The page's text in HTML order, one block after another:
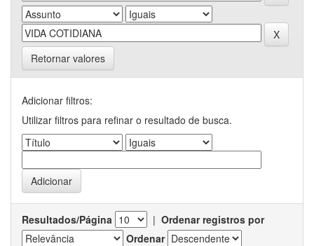
Retornar valores
Adicionar filtros:
Utilizar filtros para refinar o resultado de busca.
Resultados/Página | Ordenar registros por
Ordenar